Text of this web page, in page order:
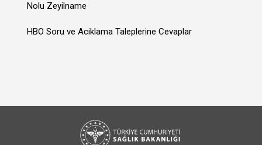
Nolu Zeyilname
HBO Soru ve Aciklama Taleplerine Cevaplar